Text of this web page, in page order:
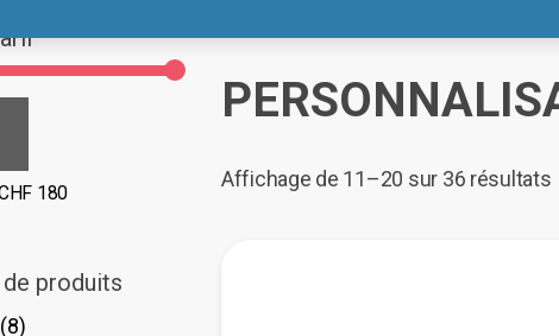
180
produits
(8)
Affichage de 11–20 sur 36 résultats